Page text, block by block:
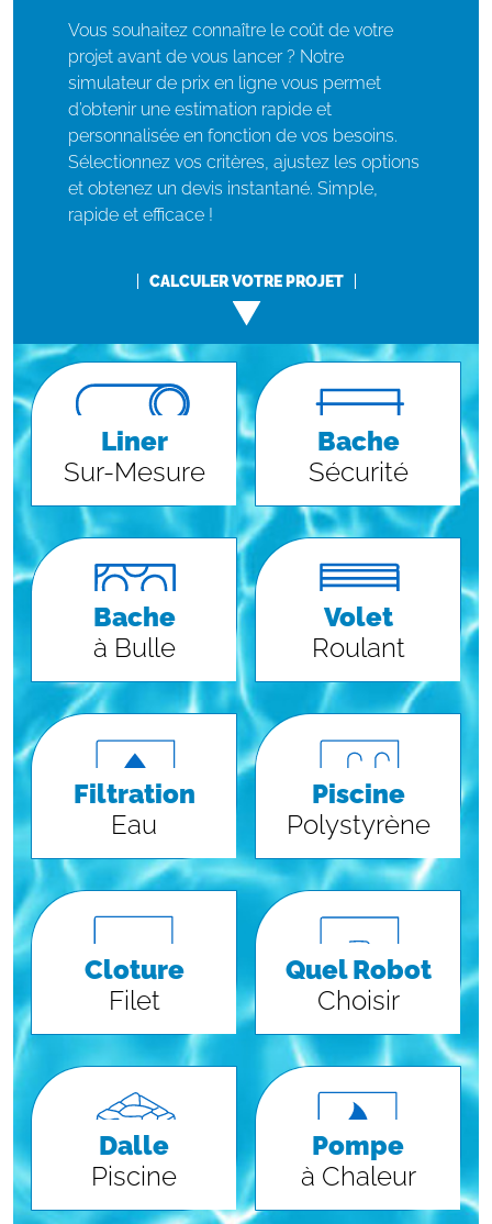
Vous souhaitez connaître le coût de votre
projet avant de vous lancer ? Notre
simulateur de prix en ligne vous permet
d’obtenir une estimation rapide et
personnalisée en fonction de vos besoins.
Sélectionnez vos critères, ajustez les options
et obtenez un devis instantané. Simple,
rapide et efficace !
CALCULER VOTRE PROJET
Liner
Sur-Mesure
Bache
Sécurité
Bache
à Bulle
Volet
Roulant
Filtration
Eau
Piscine
Polystyrène
Cloture
Filet
Quel Robot
Choisir
Dalle
Piscine
Pompe
à Chaleur